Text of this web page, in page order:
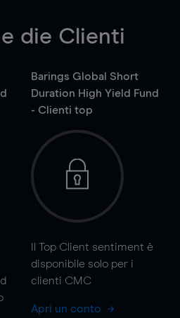
die Clienti
Barings Global Short
Duration High Yield Fund
- Clienti top
Il Top Client sentiment è
disponibile solo per i
clienti CMC
Apri un conto